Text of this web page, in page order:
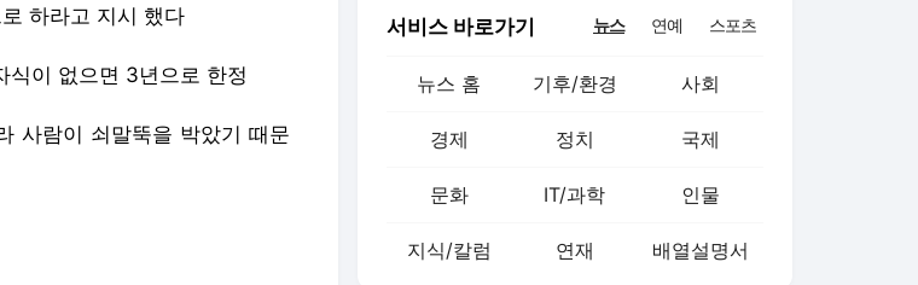
서비스 바로가기 뉴스 연예 스포츠
뉴스 홈 기후/환경 사회
경제 정치 국제
문화 IT/과학 인물
지식/칼럼 연재 배열설명서